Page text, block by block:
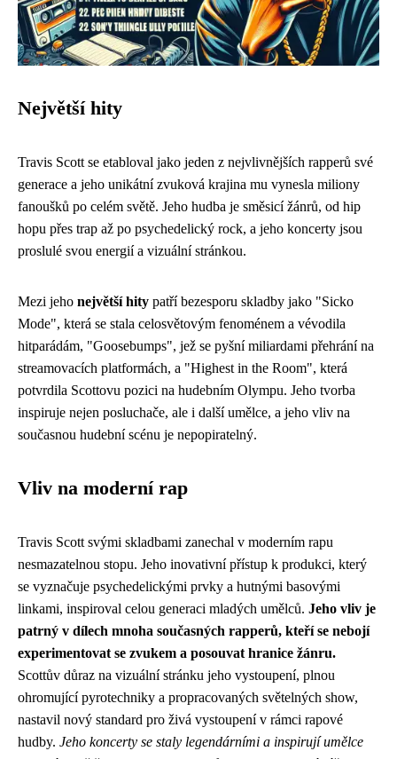
Největší hity
Travis Scott se etabloval jako jeden z nejvlivnějších rapperů své
generace a jeho unikátní zvuková krajina mu vynesla miliony
fanoušků po celém světě. Jeho hudba je směsicí žánrů, od hip
hopu přes trap až po psychedelický rock, a jeho koncerty jsou
proslulé svou energií a vizuální stránkou.
Mezi jeho největší hity patří bezesporu skladby jako "Sicko
Mode", která se stala celosvětovým fenoménem a vévodila
hitparádám, "Goosebumps", jež se pyšní miliardami přehrání na
streamovacích platformách, a "Highest in the Room", která
potvrdila Scottovu pozici na hudebním Olympu. Jeho tvorba
inspiruje nejen posluchače, ale i další umělce, a jeho vliv na
současnou hudební scénu je nepopiratelný.
Vliv na moderní rap
Travis Scott svými skladbami zanechal v moderním rapu
nesmazatelnou stopu. Jeho inovativní přístup k produkci, který
se vyznačuje psychedelickými prvky a hutnými basovými
linkami, inspiroval celou generaci mladých umělců. Jeho vliv je
patrný v dílech mnoha současných rapperů, kteří se nebojí
experimentovat se zvukem a posouvat hranice žánru.
Scottův důraz na vizuální stránku jeho vystoupení, plnou
ohromující pyrotechniky a propracovaných světelných show,
nastavil nový standard pro živá vystoupení v rámci rapové
hudby. Jeho koncerty se staly legendárními a inspirují umělce